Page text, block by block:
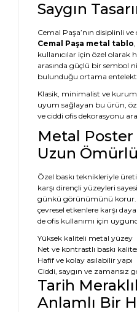
Saygın
Cemal Paşa’nın disiplinli
Cemal Paşa metal tablo
kullanıcılar için özel olarak
arasında güçlü bir sembol
bulunduğu ortama
Klasik, minimalist ve
uyum sağlayan bu ürün,
ve ciddi ofis dekorasyonu
Metal Poster
Uzun
Özel baskı teknikleriyle
karşı dirençli yüzeyleri
günkü görünümünü korur.
çevresel etkenlere karşı
de ofis kullanımı için
Yüksek kaliteli metal yüzey
Net ve kontrastlı baskı
Hafif ve kolay asılabilir yapı
Ciddi, saygın ve zamansız
Tarih
Anlamlı Bir